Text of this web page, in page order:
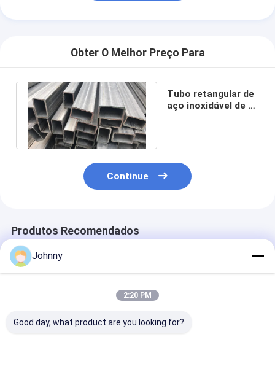
Obter O Melhor Preço Para
Tubo retangular de
aço inoxidável de 6
Continue
Produtos Recomendados
Johnny
2:20 PM
Good day, what product are you looking for?